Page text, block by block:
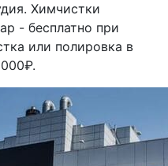
Химчистки
- бесплатно при
или полировка в